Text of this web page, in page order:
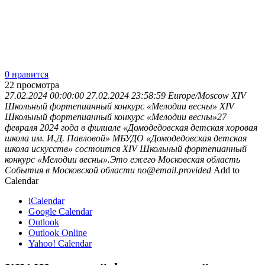
0 нравится
22 просмотра
27.02.2024 00:00:00 27.02.2024 23:58:59 Europe/Moscow XIV
Школьный фортепианный конкурс «Мелодии весны» XIV
Школьный фортепианный конкурс «Мелодии весны»27
февраля 2024 года в филиале «Домодедовская детская хоровая
школа им. И.Д. Павловой» МБУДО «Домодедовская детская
школа искусств» состоится XIV Школьный фортепианный
конкурс «Мелодии весны».Это ежего Московская область
События в Московской области no@email.provided Add to
Calendar
iCalendar
Google Calendar
Outlook
Outlook Online
Yahoo! Calendar